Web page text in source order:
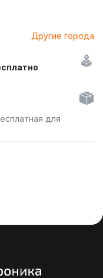
Другие города
для